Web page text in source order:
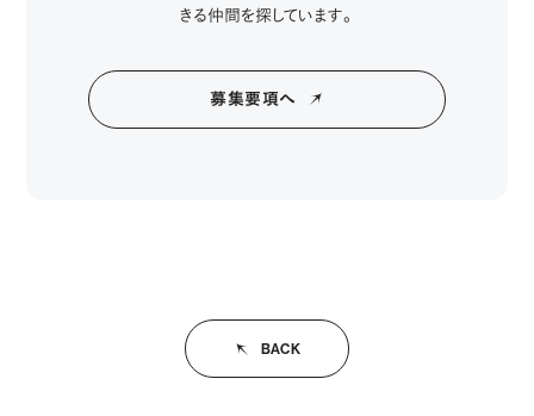
きる仲間を探しています。
募集要項へ
BACK